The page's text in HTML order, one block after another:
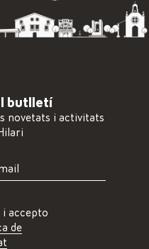
butlletí
novetats i activitats
i accepto
de